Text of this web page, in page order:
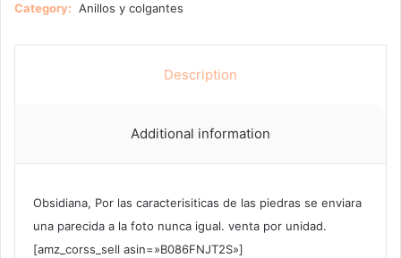
Category: Anillos y colgantes
Description
Additional information
Obsidiana, Por las caracterisiticas de las piedras se enviara
una parecida a la foto nunca igual. venta por unidad.
[amz_corss_sell asin=»B086FNJT2S»]